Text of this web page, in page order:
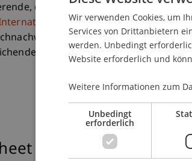
die ohne ein bilaterales
Officebewerben. Es gelten
(oberes Mittelstufenniveau
finanzielle Mittel für die Dauer
Wir verwenden Cookies, um
Services von Drittanbietern
werden. Unbedingt
Website erforderlich und
Weitere Informationen zum
Unbedingt
erforderlich